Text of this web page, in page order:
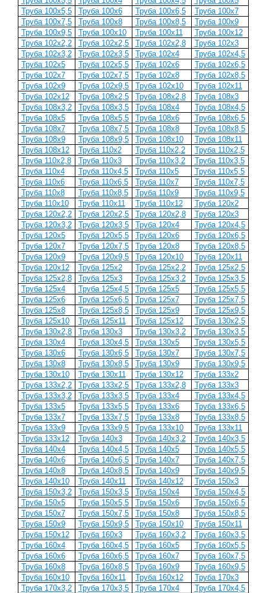
Труба 100x5,5
Труба 100x6 Труба 100x6,5
Труба 100x7
Труба 100x7,5
Труба 100x8 Труба 100x8,5
Труба 100x9
Труба 100x9,5
Труба 100x10 Труба 100x11
Труба 100x12
Труба 102x2,2
Труба 102x2,5 Труба 102x2,8
Труба 102x3
Труба 102x3,2
Труба 102x3,5 Труба 102x4
Труба 102x4,5
Труба 102x5
Труба 102x5,5 Труба 102x6
Труба 102x6,5
Труба 102x7
Труба 102x7,5 Труба 102x8
Труба 102x8,5
Труба 102x9
Труба 102x9,5 Труба 102x10
Труба 102x11
Труба 102x12
Труба 108x2,5 Труба 108x2,8
Труба 108x3
Труба 108x3,2
Труба 108x3,5 Труба 108x4
Труба 108x4,5
Труба 108x5
Труба 108x5,5 Труба 108x6
Труба 108x6,5
Труба 108x7
Труба 108x7,5 Труба 108x8
Труба 108x8,5
Труба 108x9
Труба 108x9,5 Труба 108x10
Труба 108x11
Труба 108x12
Труба 110x2 Труба 110x2,2
Труба 110x2,5
Труба 110x2,8
Труба 110x3 Труба 110x3,2
Труба 110x3,5
Труба 110x4
Труба 110x4,5 Труба 110x5
Труба 110x5,5
Труба 110x6
Труба 110x6,5 Труба 110x7
Труба 110x7,5
Труба 110x8
Труба 110x8,5 Труба 110x9
Труба 110x9,5
Труба 110x10
Труба 110x11 Труба 110x12
Труба 120x2
Труба 120x2,2
Труба 120x2,5 Труба 120x2,8
Труба 120x3
Труба 120x3,2
Труба 120x3,5 Труба 120x4
Труба 120x4,5
Труба 120x5
Труба 120x5,5 Труба 120x6
Труба 120x6,5
Труба 120x7
Труба 120x7,5 Труба 120x8
Труба 120x8,5
Труба 120x9
Труба 120x9,5 Труба 120x10
Труба 120x11
Труба 120x12
Труба 125x2 Труба 125x2,2
Труба 125x2,5
Труба 125x2,8
Труба 125x3 Труба 125x3,2
Труба 125x3,5
Труба 125x4
Труба 125x4,5 Труба 125x5
Труба 125x5,5
Труба 125x6
Труба 125x6,5 Труба 125x7
Труба 125x7,5
Труба 125x8
Труба 125x8,5 Труба 125x9
Труба 125x9,5
Труба 125x10
Труба 125x11 Труба 125x12
Труба 130x2,5
Труба 130x2,8
Труба 130x3 Труба 130x3,2
Труба 130x3,5
Труба 130x4
Труба 130x4,5 Труба 130x5
Труба 130x5,5
Труба 130x6
Труба 130x6,5 Труба 130x7
Труба 130x7,5
Труба 130x8
Труба 130x8,5 Труба 130x9
Труба 130x9,5
Труба 130x10
Труба 130x11 Труба 130x12
Труба 133x2
Труба 133x2,2
Труба 133x2,5 Труба 133x2,8
Труба 133x3
Труба 133x3,2
Труба 133x3,5 Труба 133x4
Труба 133x4,5
Труба 133x5
Труба 133x5,5 Труба 133x6
Труба 133x6,5
Труба 133x7
Труба 133x7,5 Труба 133x8
Труба 133x8,5
Труба 133x9
Труба 133x9,5 Труба 133x10
Труба 133x11
Труба 133x12
Труба 140x3 Труба 140x3,2
Труба 140x3,5
Труба 140x4
Труба 140x4,5 Труба 140x5
Труба 140x5,5
Труба 140x6
Труба 140x6,5 Труба 140x7
Труба 140x7,5
Труба 140x8
Труба 140x8,5 Труба 140x9
Труба 140x9,5
Труба 140x10
Труба 140x11 Труба 140x12
Труба 150x3
Труба 150x3,2
Труба 150x3,5 Труба 150x4
Труба 150x4,5
Труба 150x5
Труба 150x5,5 Труба 150x6
Труба 150x6,5
Труба 150x7
Труба 150x7,5 Труба 150x8
Труба 150x8,5
Труба 150x9
Труба 150x9,5 Труба 150x10
Труба 150x11
Труба 150x12
Труба 160x3 Труба 160x3,2
Труба 160x3,5
Труба 160x4
Труба 160x4,5 Труба 160x5
Труба 160x5,5
Труба 160x6
Труба 160x6,5 Труба 160x7
Труба 160x7,5
Труба 160x8
Труба 160x8,5 Труба 160x9
Труба 160x9,5
Труба 160x10
Труба 160x11 Труба 160x12
Труба 170x3
Труба 170x3,2
Труба 170x3,5 Труба 170x4
Труба 170x4,5